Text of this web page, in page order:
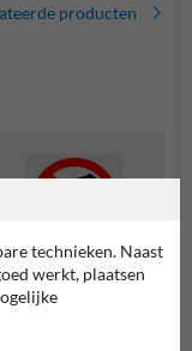
producten
technieken. Naast
werkt, plaatsen